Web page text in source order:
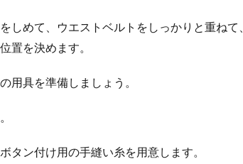
しめて、ウエストベルトをしっかりと重ね
置を決めます。
用具を準備しましょう。
タン付け用の手縫い糸を用意します。